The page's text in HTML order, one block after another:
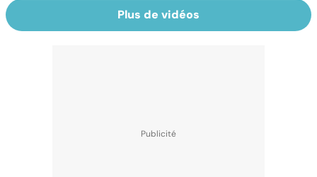
Plus de vidéos